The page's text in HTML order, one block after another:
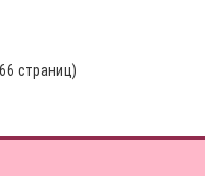
страниц)